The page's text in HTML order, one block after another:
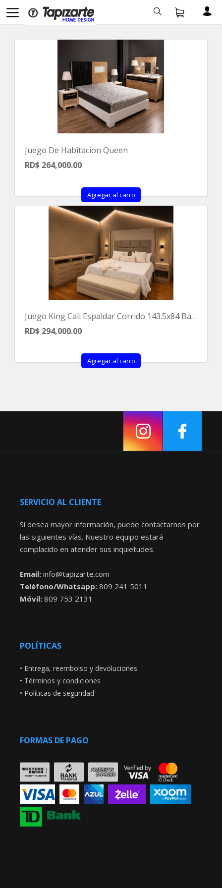
Juego De Habitacion Queen
RD$ 264,000.00
Agregar al carro
Juego King Cali Espaldar Corrido 143.5x84 Base 79x80
RD$ 294,000.00
Agregar al carro
SERVICIO AL CLIENTE
Si desea mayor información, puede contactarnos por
las siguientes vías. Nuestro equipo estará
complacido en atender sus inquietudes.
Email: info@tapizarte.com
Teléfono/Whatsapp: 809 241 5011
Móvil: 809 753 2131
POLÍTICAS
• Entrega, reembolso y devoluciones
• Términos y condiciones
• Políticas de seguridad
FORMAS DE PAGO